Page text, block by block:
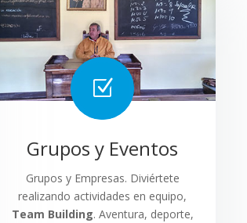
Z
Grupos y Eventos
Grupos y Empresas. Diviértete
realizando actividades en equipo,
Team Building. Aventura, deporte,